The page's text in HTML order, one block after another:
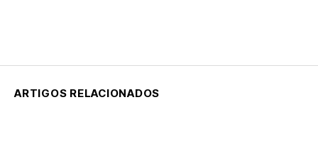
ARTIGOS RELACIONADOS